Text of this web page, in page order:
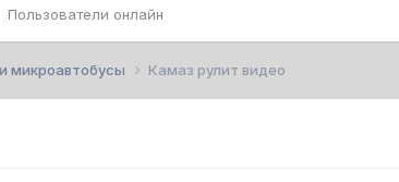
Пользователи онлайн
микроавтобусы Камаз рулит видео